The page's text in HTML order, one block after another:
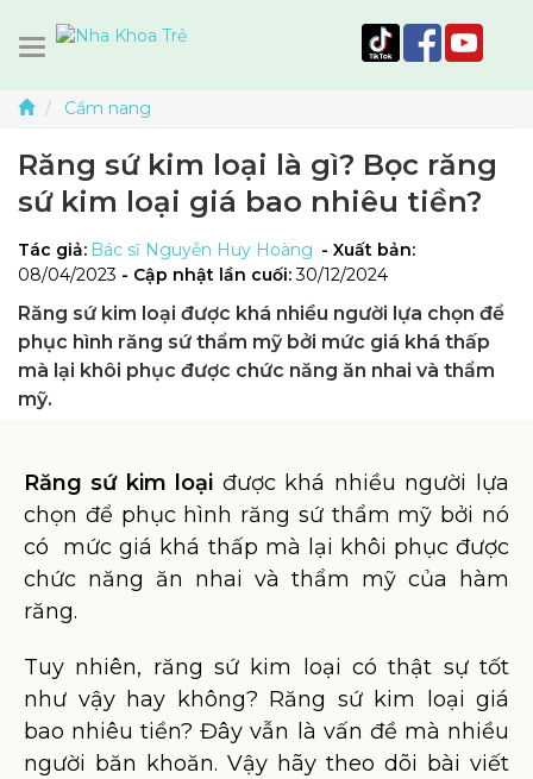
Cẩm nang
Răng sứ kim loại là gì? Bọc răng
sứ kim loại giá bao nhiêu tiền?
Tác giả: Bác sĩ Nguyễn Huy Hoàng - Xuất bản:
08/04/2023 - Cập nhật lần cuối:30/12/2024
Răng sứ kim loại được khá nhiều người lựa chọn để
phục hình răng sứ thẩm mỹ bởi mức giá khá thấp
mà lại khôi phục được chức năng ăn nhai và thẩm
mỹ.
Răng sứ kim loại được khá nhiều người lựa
chọn để phục hình răng sứ thẩm mỹ bởi nó
có mức giá khá thấp mà lại khôi phục được
chức năng ăn nhai và thẩm mỹ của hàm
răng.
Tuy nhiên, răng sứ kim loại có thật sự tốt
như vậy hay không? Răng sứ kim loại giá
bao nhiêu tiền? Đây vẫn là vấn đề mà nhiều
người băn khoăn. Vậy hãy theo dõi bài viết